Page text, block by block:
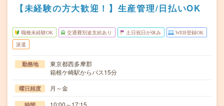
【未経験の方大歓迎！】生産管理/日払いOK
職種未経験OK 交通費別途支給あり 土日祝日が休み WEB登録OK
派遣
勤務地
東京都西多摩郡
箱根ケ崎駅からバス15分
曜日頻度 月～金
10:00～17:15